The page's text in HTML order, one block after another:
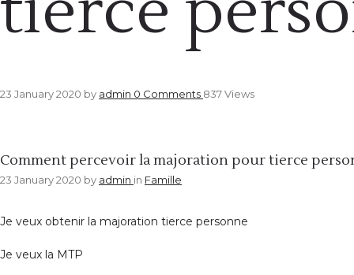
23 January 2020 by admin 0 Comments 837 Views
Comment percevoir la majoration pour tierce
23 January 2020 by admin in Famille
Je veux obtenir la majoration tierce personne
Je veux la MTP